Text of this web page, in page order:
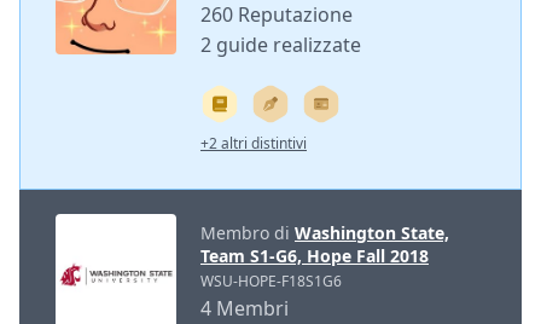
260 Reputazione
2 guide realizzate
+2 altri distintivi
Membro di Washington State,
Team S1-G6, Hope Fall 2018
WSU-HOPE-F18S1G6
4 Membri